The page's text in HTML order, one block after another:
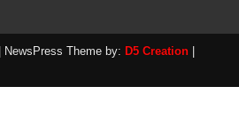
| NewsPress Theme by: D5 Creation